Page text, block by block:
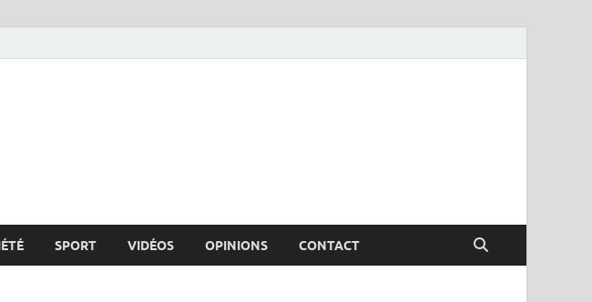
SPORT VIDÉOS OPINIONS CONTACT